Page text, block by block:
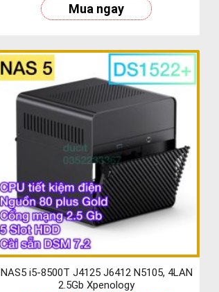
Mua ngay
NAS5 i5-8500T J4125 J6412 N5105, 4LAN
2.5Gb Xpenology